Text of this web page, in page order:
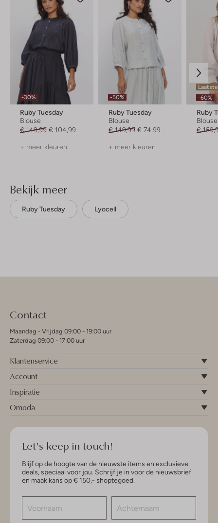
-30%
Ruby Tuesday
Blouse
€ 149,99 € 104,99
+ meer kleuren
-50%
Ruby Tuesday
Blouse
€ 149,99 € 74,99
+ meer kleuren
-60%
Ruby
Blouse
€
Bekijk meer
Ruby Tuesday Lyocell
Contact
Maandag - Vrijdag 09:00 - 19:00 uur
Zaterdag 09:00 - 17:00 uur
Klantenservice
Account
Inspiratie
Omoda
Let's keep in touch!
Blijf op de hoogte van de nieuwste items en exclusieve
deals, speciaal voor jou. Schrijf je in voor de nieuwsbrief
en maak kans op € 150,- shoptegoed.